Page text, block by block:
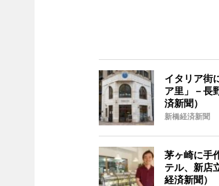
イタリア街
ア里」－長
済新聞）
新橋経済新聞
茅ヶ崎に手
テル、新店
経済新聞）